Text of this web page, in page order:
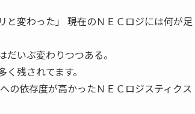
変わった」 ――現在のＮＥＣロジには何が足
だいぶ変わりつつある。
残されてます。
の依存度が高かったＮＥＣロジスティクス